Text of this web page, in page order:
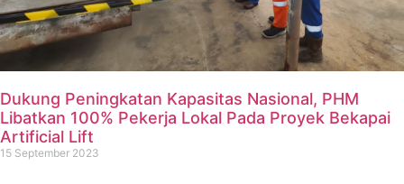
Dukung Peningkatan Kapasitas Nasional, PHM
Libatkan 100% Pekerja Lokal Pada Proyek Bekapai
Artificial Lift
15 September 2023